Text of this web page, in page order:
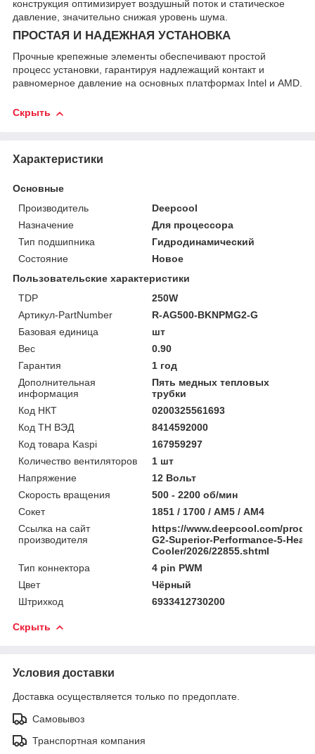
конструкция оптимизирует воздушный поток и статическое
давление, значительно снижая уровень шума.
ПРОСТАЯ И НАДЕЖНАЯ УСТАНОВКА
Прочные крепежные элементы обеспечивают простой
процесс установки, гарантируя надлежащий контакт и
равномерное давление на основных платформах Intel и AMD.
Скрыть
Характеристики
Основные
Производитель
Deepcool
Назначение
Для процессора
Тип подшипника
Гидродинамический
Состояние
Новое
Пользовательские характеристики
TDP
250W
Артикул-PartNumber
R-AG500-BKNPMG2-G
Базовая единица
шт
Вес
0.90
Гарантия
1 год
Дополнительная
информация
Пять медных тепловых
трубки
Код НКТ
0200325561693
Код ТН ВЭД
8414592000
Код товара Kaspi
167959297
Количество вентиляторов
1 шт
Напряжение
12 Вольт
Скорость вращения
500 - 2200 об/мин
Сокет
1851 / 1700 / АМ5 / AM4
Ссылка на сайт
производителя
https://www.deepcool.com/
G2-Superior-Performance-5-
Cooler/2026/22855.shtml
Тип коннектора
4 pin PWM
Цвет
Чёрный
Штрихкод
6933412730200
Скрыть
Условия доставки
Доставка осуществляется только по предоплате.
Самовывоз
Транспортная компания